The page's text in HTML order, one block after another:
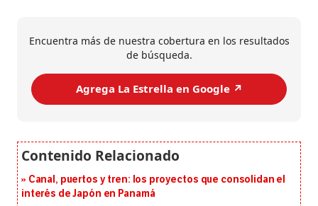
Encuentra más de nuestra cobertura en los resultados
de búsqueda.
Agrega La Estrella en Google ↗️
Canal, puertos y tren: los proyectos que consolidan el
interés de Japón en Panamá